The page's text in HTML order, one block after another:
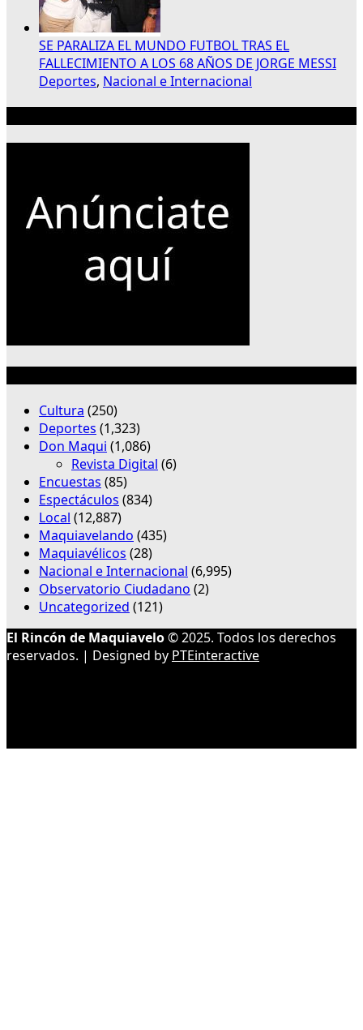
SE PARALIZA EL MUNDO FUTBOL TRAS EL
FALLECIMIENTO A LOS 68 AÑOS DE JORGE MESSI
Deportes, Nacional e Internacional
Cultura (250)
Deportes (1,323)
Don Maqui (1,086)
Revista Digital (6)
Encuestas (85)
Espectáculos (834)
Local (12,887)
Maquiavelando (435)
Maquiavélicos (28)
Nacional e Internacional (6,995)
Observatorio Ciudadano (2)
Uncategorized (121)
El Rincón de Maquiavelo© 2025. Todos los derechos
reservados. | Designed by PTEinteractive